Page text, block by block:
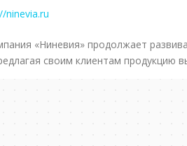
ninevia.ru
«Ниневия» продолжает
своим клиентам продукцию